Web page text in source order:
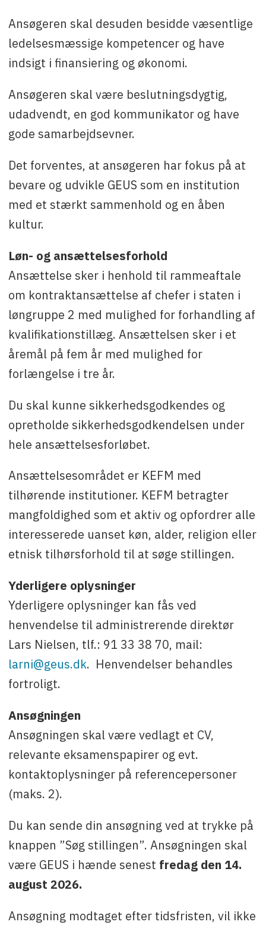
Ansøgeren skal desuden besidde væsentlige
ledelsesmæssige kompetencer og have
indsigt i finansiering og økonomi.
Ansøgeren skal være beslutningsdygtig,
udadvendt, en god kommunikator og have
gode samarbejdsevner.
Det forventes, at ansøgeren har fokus på at
bevare og udvikle GEUS som en institution
med et stærkt sammenhold og en åben
kultur.
Løn- og ansættelsesforhold
Ansættelse sker i henhold til rammeaftale
om kontraktansættelse af chefer i staten i
løngruppe 2 med mulighed for forhandling af
kvalifikationstillæg. Ansættelsen sker i et
åremål på fem år med mulighed for
forlængelse i tre år.
Du skal kunne sikkerhedsgodkendes og
opretholde sikkerhedsgodkendelsen under
hele ansættelsesforløbet.
Ansættelsesområdet er KEFM med
tilhørende institutioner. KEFM betragter
mangfoldighed som et aktiv og opfordrer alle
interesserede uanset køn, alder, religion eller
etnisk tilhørsforhold til at søge stillingen.
Yderligere oplysninger
Yderligere oplysninger kan fås ved
henvendelse til administrerende direktør
Lars Nielsen, tlf.: 91 33 38 70, mail:
larni@geus.dk. Henvendelser behandles
fortroligt.
Ansøgningen
Ansøgningen skal være vedlagt et CV,
relevante eksamenspapirer og evt.
kontaktoplysninger på referencepersoner
(maks. 2).
Du kan sende din ansøgning ved at trykke på
knappen ”Søg stillingen”. Ansøgningen skal
være GEUS i hænde senest fredag den 14.
august 2026.
Ansøgning modtaget efter tidsfristen, vil ikke